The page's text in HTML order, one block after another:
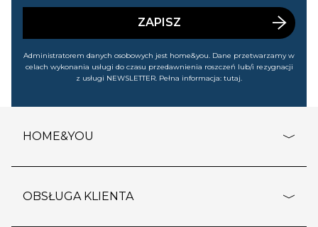
wyprzedażach). Wiem, że mogę tę zgodę w każdej chwili
ZAPISZ
Administratorem danych osobowych jest home&you. Dane przetwarzamy w
celach wykonania usługi do czasu przedawnienia roszczeń lub/i rezygnacji
z usługi NEWSLETTER. Pełna informacja: tutaj.
HOME&YOU
o firmie
OBSŁUGA KLIENTA